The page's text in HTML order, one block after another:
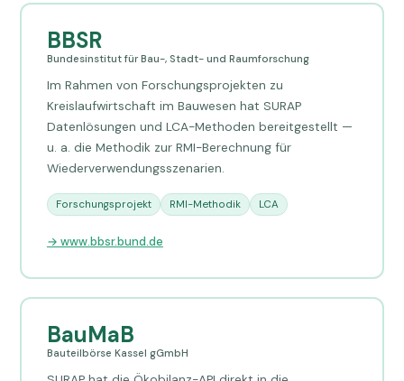
BBSR
Bundesinstitut für Bau-, Stadt- und Raumforschung
Im Rahmen von Forschungsprojekten zu
Kreislaufwirtschaft im Bauwesen hat SURAP
Datenlösungen und LCA-Methoden bereitgestellt —
u. a. die Methodik zur RMI-Berechnung für
Wiederverwendungsszenarien.
Forschungsprojekt RMI-Methodik LCA
→ www.bbsr.bund.de
BauMaB
Bauteilbörse Kassel gGmbH